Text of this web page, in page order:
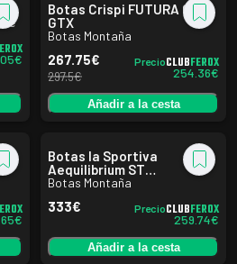
€
Botas Crispi FUTURA CX
GTX
Botas Montaña
267.75€
297.5€
PrecioCLUBFEROX
254.36€
Añadir a la cesta
€
Botas la Sportiva
Aequilibrium ST
Black/Yellow
Botas Montaña
333€ PrecioCLUBFEROX
259.74€
Añadir a la cesta